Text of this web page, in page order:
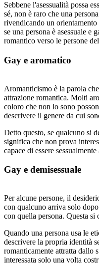
Sebbene l'asessualità possa
sé, non è raro che una
rivendicando un orientamento
se una persona è asessuale e
romantico verso le persone
Gay e aromatico
Aromanticismo è la parola
attrazione romantica. Molti
coloro che non lo sono
descrivere il genere da cui
Detto questo, se qualcuno si
significa che non prova
capace di essere
Gay e demisessuale
Per alcune persone, il
con qualcuno arriva solo
con quella persona. Questa si
Quando una persona usa le
descrivere la propria identità
romanticamente attratta dallo
interessata solo una volta